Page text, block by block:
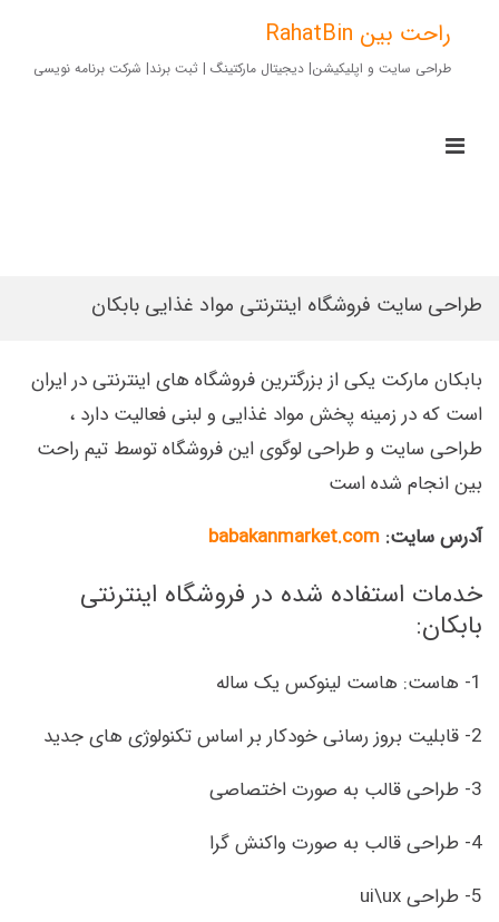
contentراحت بین RahatBin
طراحی سایت و اپلیکیشن| دیجیتال مارکتینگ | ثبت برند| شرکت برنامه نویسی
طراحی سایت فروشگاه اینترنتی مواد غذایی بابکان
بابکان مارکت یکی از بزرگترین فروشگاه های اینترنتی در ایران
است که در زمینه پخش مواد غذایی و لبنی فعالیت دارد ،
طراحی سایت و طراحی لوگوی این فروشگاه توسط تیم راحت
بین انجام شده است
آدرس سایت: babakanmarket.com
خدمات استفاده شده در فروشگاه اینترنتی
بابکان:
1- هاست: هاست لینوکس یک ساله
2- قابلیت بروز رسانی خودکار بر اساس تکنولوژی های جدید
3- طراحی قالب به صورت اختصاصی
4- طراحی قالب به صورت واکنش گرا
5- طراحی ui\ux